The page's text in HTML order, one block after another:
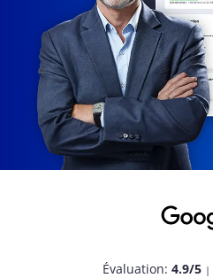
Évaluation: 4.9/5 |